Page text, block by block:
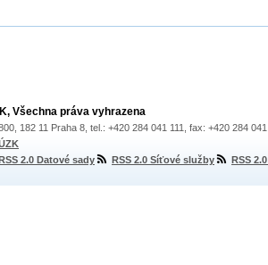
Všechna práva vyhrazena
182 11 Praha 8, tel.: +420 284 041 111, fax: +420 284
2.0 Datové sady RSS 2.0 Síťové služby RSS